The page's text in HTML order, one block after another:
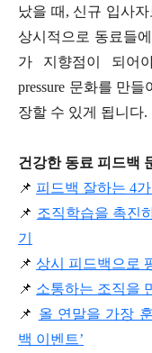
났을 때, 신규 입사
상시적으로 동료들
가 지향점이 되어
pressure 문화를 만
장할 수 있게 됩니다.
건강한 동료 피드백
📌 피드백 잘하는 4
📌 조직학습을 촉진
기
📌 상시 피드백으로
📌 소통하는 조직을
📌 올 연말을 가장
백 이벤트’